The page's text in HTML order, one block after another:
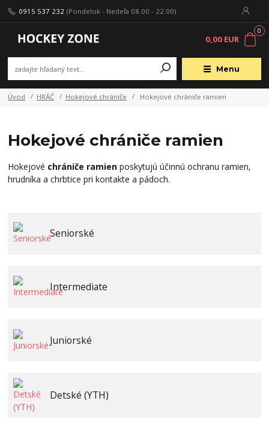
Menu
0915 537 232 (Pondelok - Nedeľa 08.00 - 22.00)
0
0,00 EUR
Úvod HRÁČ Hokejové chrániče Hokejové chrániče ramien
Hokejové chrániče ramien
Hokejové chrániče ramienposkytujú účinnú ochranu ramien,
hrudníka a chrbtice pri kontakte a pádoch.
Seniorské
Intermediate
Juniorské
Detské (YTH)